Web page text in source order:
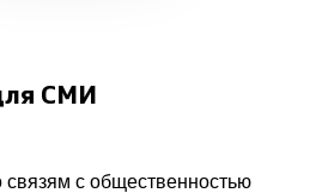
СМИ
с общественностью